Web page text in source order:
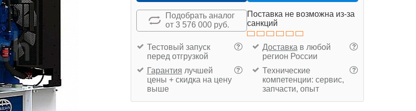
Подобрать аналог
от 3 576 000 руб.
Поставка не возможна из-за
санкций
?
Тестовый запуск
перед отгрузкой
?
Доставка в любой
регион России
?
Гарантия лучшей
цены + скидка на цену
выше
?
Технические
компетенции: сервис,
запчасти, опыт